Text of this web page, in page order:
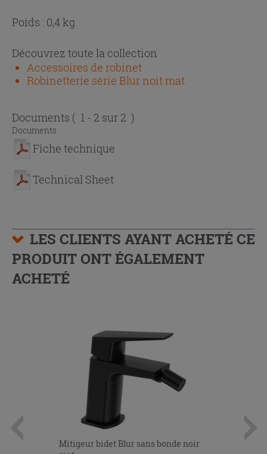
Poids : 0,4 kg
Découvrez toute la collection
Accessoires de robinet
Robinetterie série Blur noit mat
Documents ( 1 - 2 sur 2 )
Documents
Fiche technique
Technical Sheet
LES CLIENTS AYANT ACHETÉ CE
PRODUIT ONT ÉGALEMENT
ACHETÉ
Mitigeur bidet Blur sans bonde noir